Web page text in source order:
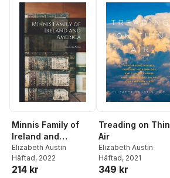
Minnis Family of
Ireland and
America
Elizabeth Austin
Häftad, 2022
214 kr
Treading on Thin
Air
Elizabeth Austin
Häftad, 2021
349 kr